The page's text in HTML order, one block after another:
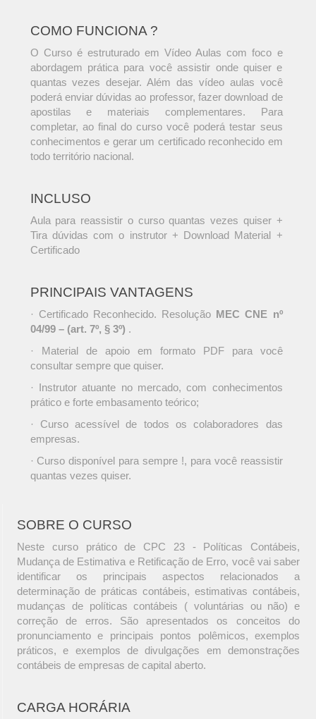
COMO FUNCIONA ?
O Curso é estruturado em Vídeo Aulas com foco e
abordagem prática para você assistir onde quiser e
quantas vezes desejar. Além das vídeo aulas você
poderá enviar dúvidas ao professor, fazer download de
apostilas e materiais complementares. Para
completar, ao final do curso você poderá testar seus
conhecimentos e gerar um certificado reconhecido em
todo território nacional.
INCLUSO
Aula para reassistir o curso quantas vezes quiser +
Tira dúvidas com o instrutor + Download Material +
Certificado
PRINCIPAIS VANTAGENS
· Certificado Reconhecido. Resolução MEC CNE nº
04/99 – (art. 7º, § 3º) .
· Material de apoio em formato PDF para você
consultar sempre que quiser.
· Instrutor atuante no mercado, com conhecimentos
prático e forte embasamento teórico;
· Curso acessível de todos os colaboradores das
empresas.
· Curso disponível para sempre !, para você reassistir
quantas vezes quiser.
SOBRE O CURSO
Neste curso prático de CPC 23 - Políticas Contábeis,
Mudança de Estimativa e Retificação de Erro, você vai saber
identificar os principais aspectos relacionados a
determinação de práticas contábeis, estimativas contábeis,
mudanças de políticas contábeis ( voluntárias ou não) e
correção de erros. São apresentados os conceitos do
pronunciamento e principais pontos polêmicos, exemplos
práticos, e exemplos de divulgações em demonstrações
contábeis de empresas de capital aberto.
CARGA HORÁRIA